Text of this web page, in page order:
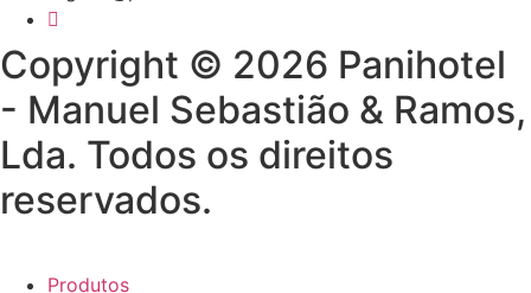
Copyright © 2026 Panihotel
- Manuel Sebastião & Ramos,
Lda. Todos os direitos
reservados.
Produtos